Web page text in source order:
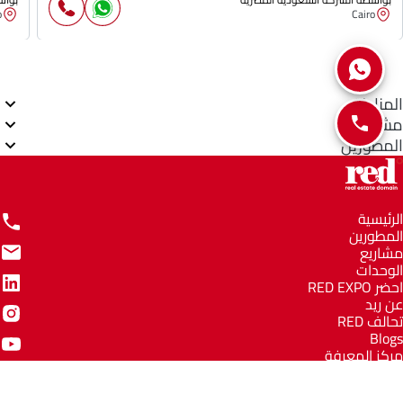
Cairo
المناطق
مشاريع
المطورين
الرئيسية
المطورين
مشاريع
الوحدات
احضر RED EXPO
عن ريد
تحالف RED
Blogs
مركز المعرفة